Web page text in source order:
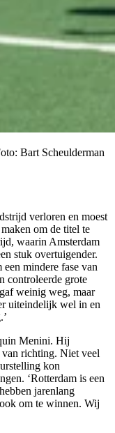
Bart Scheulderman
verloren en moest
om de titel te
waarin Amsterdam
stuk overtuigender.
mindere fase van
controleerde grote
weinig weg, maar
uiteindelijk wel in en
Menini. Hij
van richting. Niet veel
kon
‘Rotterdam is een
jarenlang
om te winnen. Wij